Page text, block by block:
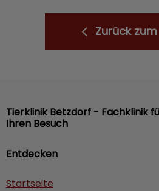
Zurück
Entdecken
Startseite
Tierklinik Betzdorf - Fachklinik
Ihren Besuch